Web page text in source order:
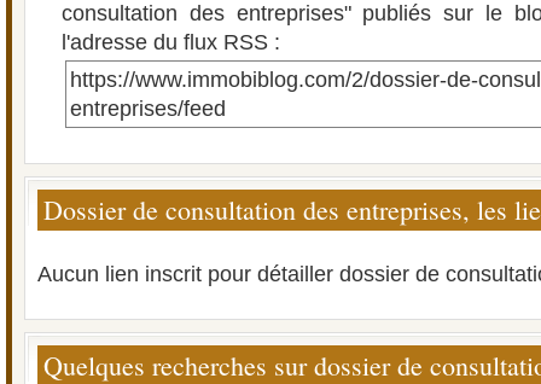
consultation des entreprises" publiés sur le
l'adresse du flux RSS :
https://www.immobiblog.com/2/dossier-de-
entreprises/feed
Dossier de consultation des entreprises, les
Aucun lien inscrit pour détailler dossier de
Quelques recherches sur dossier de